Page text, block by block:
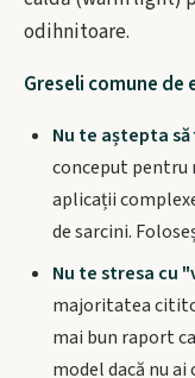
odihnitoare.
Greseli comune de
Nu te aștepta
conceput pentru
aplicații
de sarcini.
Nu te stresa cu
majoritatea
mai bun raport
model dacă nu ai